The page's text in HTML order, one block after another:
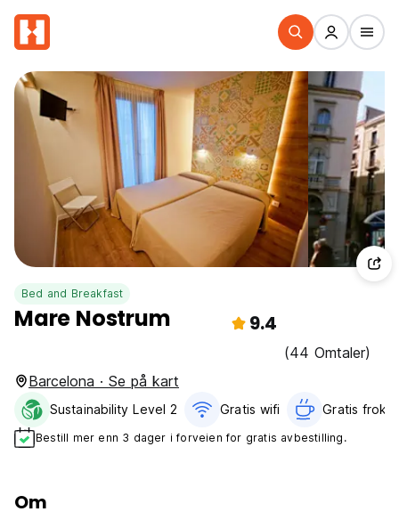
Bed and Breakfast
Mare Nostrum 9.4
(44 Omtaler)
Barcelona · Se på kart
Sustainability Level 2 Gratis wifi‎ Gratis
Bestill mer enn 3 dager i forveien for gratis avbestilling.
Om